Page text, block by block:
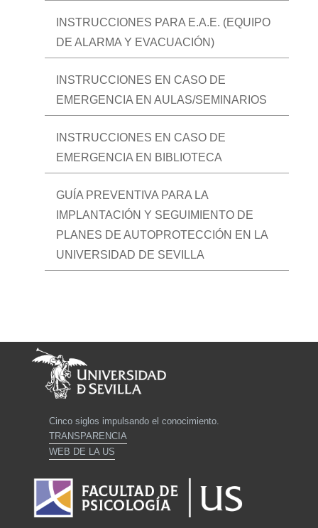
INSTRUCCIONES PARA E.A.E. (EQUIPO
DE ALARMA Y EVACUACIÓN)
INSTRUCCIONES EN CASO DE
EMERGENCIA EN AULAS/SEMINARIOS
INSTRUCCIONES EN CASO DE
EMERGENCIA EN BIBLIOTECA
GUÍA PREVENTIVA PARA LA
IMPLANTACIÓN Y SEGUIMIENTO DE
PLANES DE AUTOPROTECCIÓN EN LA
UNIVERSIDAD DE SEVILLA
Cinco siglos impulsando el conocimiento.
TRANSPARENCIA
WEB DE LA US